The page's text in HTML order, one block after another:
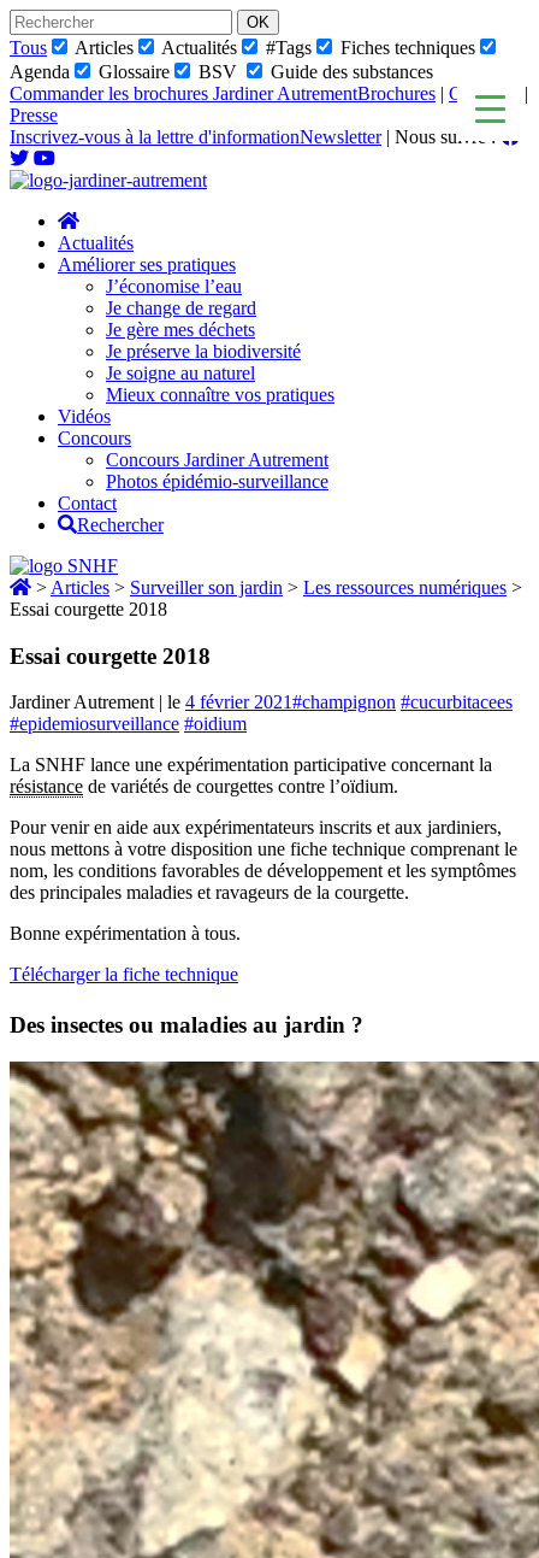
Skip
to
content
Tous Articles Actualités #Tags
Fiches techniques
Agenda
Glossaire BSV
Guide des substances
Commander les brochures Jardiner AutrementBrochures | Glossaire
|
Presse
Inscrivez-vous à la lettre d'informationNewsletter| Nous suivre :
Actualités
Améliorer ses pratiques
J’économise l’eau
Je change de regard
Je gère mes déchets
Je préserve la biodiversité
Je soigne au naturel
Mieux connaître vos pratiques
Vidéos
Concours
Concours Jardiner Autrement
Photos épidémio-surveillance
Contact
Rechercher
> Articles > Surveiller son jardin > Les ressources numériques >
Essai courgette 2018
Essai courgette 2018
Jardiner Autrement| le 4 février 2021#champignon #cucurbitacees
#epidemiosurveillance #oidium
La SNHF lance une expérimentation participative concernant la
résistance de variétés de courgettes contre l’oïdium.
Pour venir en aide aux expérimentateurs inscrits et aux jardiniers,
nous mettons à votre disposition une fiche technique comprenant le
nom, les conditions favorables de développement et les symptômes
des principales maladies et ravageurs de la courgette.
Bonne expérimentation à tous.
Télécharger la fiche technique
Des insectes ou maladies au jardin ?